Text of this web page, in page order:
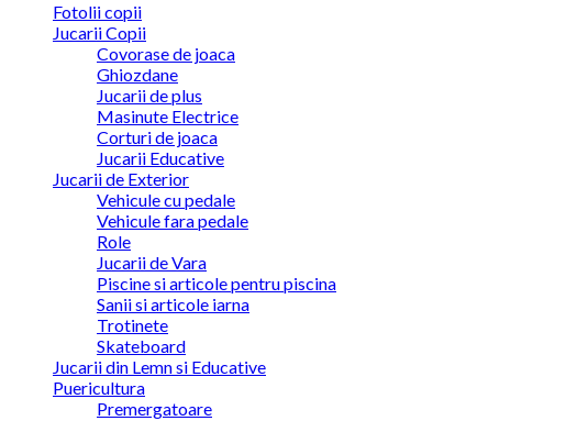
Fotolii copii
Jucarii Copii
Covorase de joaca
Ghiozdane
Jucarii de plus
Masinute Electrice
Corturi de joaca
Jucarii Educative
Jucarii de Exterior
Vehicule cu pedale
Vehicule fara pedale
Role
Jucarii de Vara
Piscine si articole pentru piscina
Sanii si articole iarna
Trotinete
Skateboard
Jucarii din Lemn si Educative
Puericultura
Premergatoare